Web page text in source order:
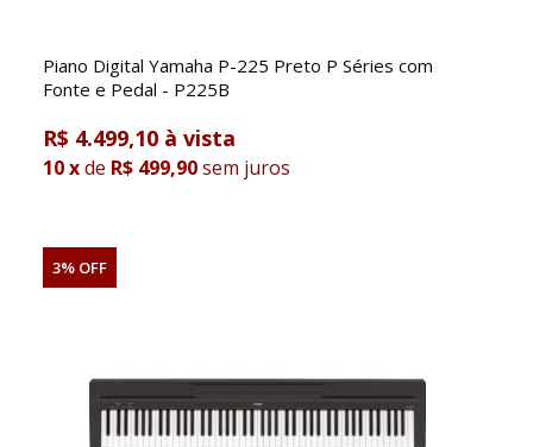
Piano Digital Yamaha P-225 Preto P Séries com
Fonte e Pedal - P225B
R$ 4.499,10
10xde R$ 499,90sem juros
3% OFF